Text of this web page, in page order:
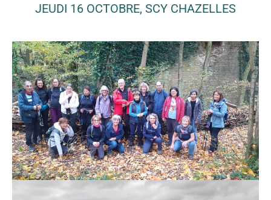
JEUDI 16 OCTOBRE, SCY CHAZELLES